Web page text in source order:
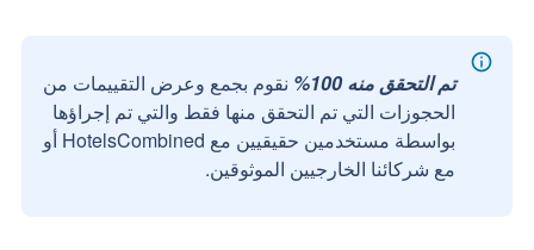
تم التحقق منه 100%
نقوم بجمع وعرض التقييمات من
الحجوزات التي تم التحقق منها فقط والتي تم إجراؤها
بواسطة مستخدمين حقيقيين مع HotelsCombined أو
مع شركائنا الخارجيين الموثوقين.